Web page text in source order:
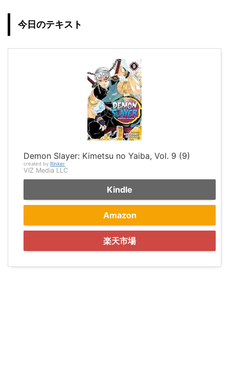
今日のテキスト
Demon Slayer: Kimetsu no Yaiba, Vol. 9 (9)
created by Rinker
VIZ Media LLC
Kindle
Amazon
楽天市場